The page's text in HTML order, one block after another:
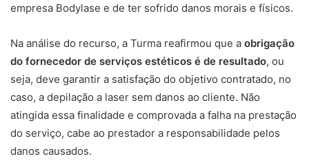
empresa Bodylase e de ter sofrido danos morais e físicos.
Na análise do recurso, a Turma reafirmou que a obrigação
do fornecedor de serviços estéticos é de resultado, ou
seja, deve garantir a satisfação do objetivo contratado, no
caso, a depilação a laser sem danos ao cliente. Não
atingida essa finalidade e comprovada a falha na prestação
do serviço, cabe ao prestador a responsabilidade pelos
danos causados.